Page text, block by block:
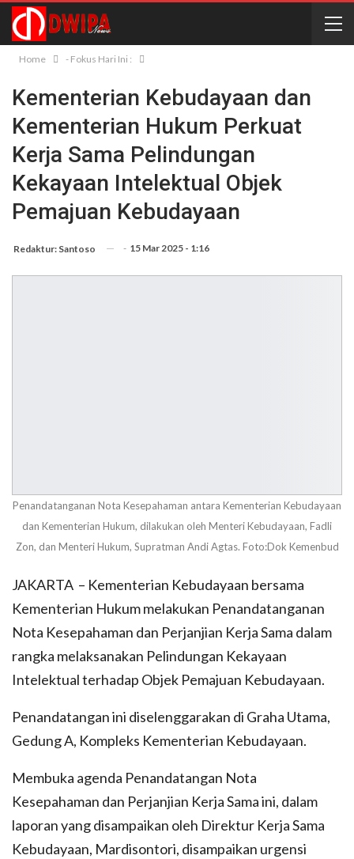
Home - Fokus Hari Ini :
Kementerian Kebudayaan dan
Kementerian Hukum Perkuat
Kerja Sama Pelindungan
Kekayaan Intelektual Objek
Pemajuan Kebudayaan
Redaktur: Santoso - 15 Mar 2025 - 1:16
Penandatanganan Nota Kesepahaman antara Kementerian Kebudayaan
dan Kementerian Hukum, dilakukan oleh Menteri Kebudayaan, Fadli
Zon, dan Menteri Hukum, Supratman Andi Agtas. Foto:Dok Kemenbud
JAKARTA – Kementerian Kebudayaan bersama
Kementerian Hukum melakukan Penandatanganan
Nota Kesepahaman dan Perjanjian Kerja Sama dalam
rangka melaksanakan Pelindungan Kekayaan
Intelektual terhadap Objek Pemajuan Kebudayaan.
Penandatangan ini diselenggarakan di Graha Utama,
Gedung A, Kompleks Kementerian Kebudayaan.
Membuka agenda Penandatangan Nota
Kesepahaman dan Perjanjian Kerja Sama ini, dalam
laporan yang disampaikan oleh Direktur Kerja Sama
Kebudayaan, Mardisontori, disampaikan urgensi